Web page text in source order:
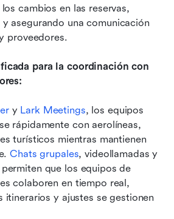
cambios en las reservas,
asegurando una comunicación
proveedores.
para la coordinación con
y Lark Meetings, los equipos
rápidamente con aerolíneas,
turísticos mientras mantienen
Chats grupales, videollamadas y
que los equipos de
colaboren en tiempo real,
itinerarios y ajustes se gestionen